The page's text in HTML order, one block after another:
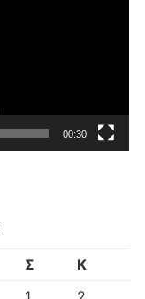
00:30
Σ
Κ